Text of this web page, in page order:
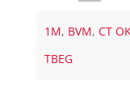
1M, BVM,CT
TBEG